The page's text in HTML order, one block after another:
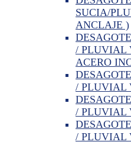
SUCIA/
ANCLAJE )
/ PLUVIAL
ACERO
/ PLUVIAL
/ PLUVIAL
/ PLUVIAL